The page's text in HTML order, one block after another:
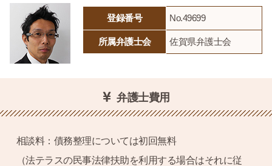
登録番号 No.49699
所属弁護士会 佐賀県弁護士会
弁護士費用
相談料：債務整理については初回無料
（法テラスの民事法律扶助を利用する場合はそれに従